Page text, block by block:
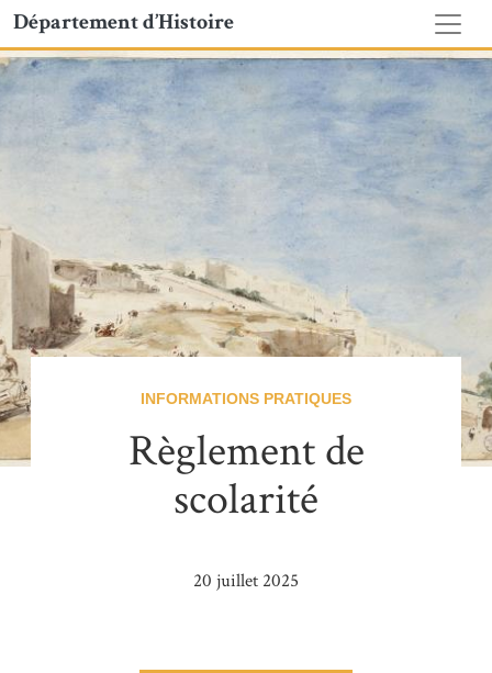
Département d’Histoire
INFORMATIONS PRATIQUES
Règlement de
scolarité
20 juillet 2025